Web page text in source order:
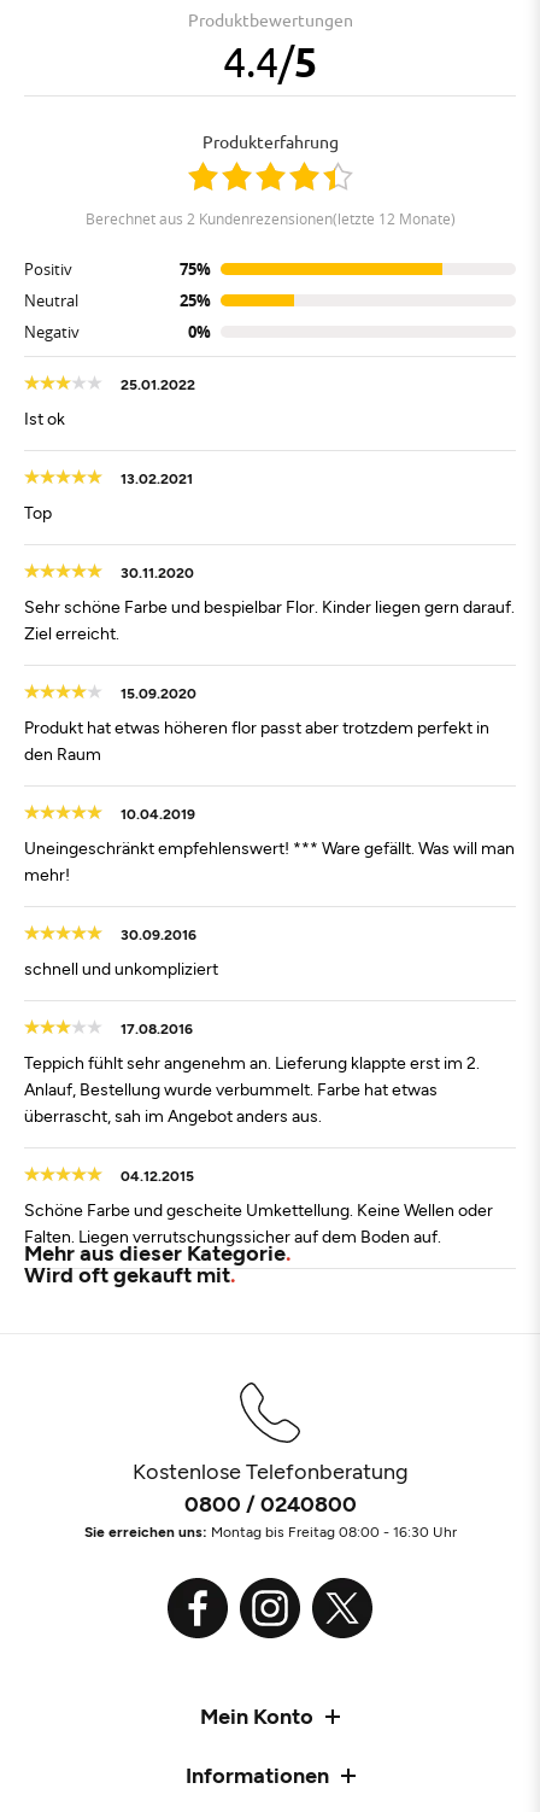
Produktbewertungen
4.4/5
Produkterfahrung
berechnet aus 2 Kundenrezensionen(letzte 12 Monate)
Positiv
75%
Neutral
25%
Negativ
0%
25.01.2022
Ist ok
13.02.2021
Top
30.11.2020
Sehr schöne Farbe und bespielbar Flor. Kinder liegen gern darauf.
Ziel erreicht.
15.09.2020
Produkt hat etwas höheren flor passt aber trotzdem perfekt in
den Raum
10.04.2019
Uneingeschränkt empfehlenswert! *** Ware gefällt. Was will man
mehr!
30.09.2016
schnell und unkompliziert
17.08.2016
Teppich fühlt sehr angenehm an. Lieferung klappte erst im 2.
Anlauf, Bestellung wurde verbummelt. Farbe hat etwas
überrascht, sah im Angebot anders aus.
04.12.2015
Schöne Farbe und gescheite Umkettellung. Keine Wellen oder
Falten. Liegen verrutschungssicher auf dem Boden auf.
Mehr aus dieser Kategorie
Wird oft gekauft mit
Kostenlose Telefonberatung
0800 / 0240800
Sie erreichen uns: Montag bis Freitag 08:00 - 16:30 Uhr
Mein Konto
Informationen